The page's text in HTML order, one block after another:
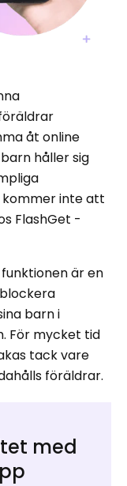
åt online
håller sig
inte att
FlashGet -
är en
barn i
För mycket tid
tack vare
föräldrar.
med